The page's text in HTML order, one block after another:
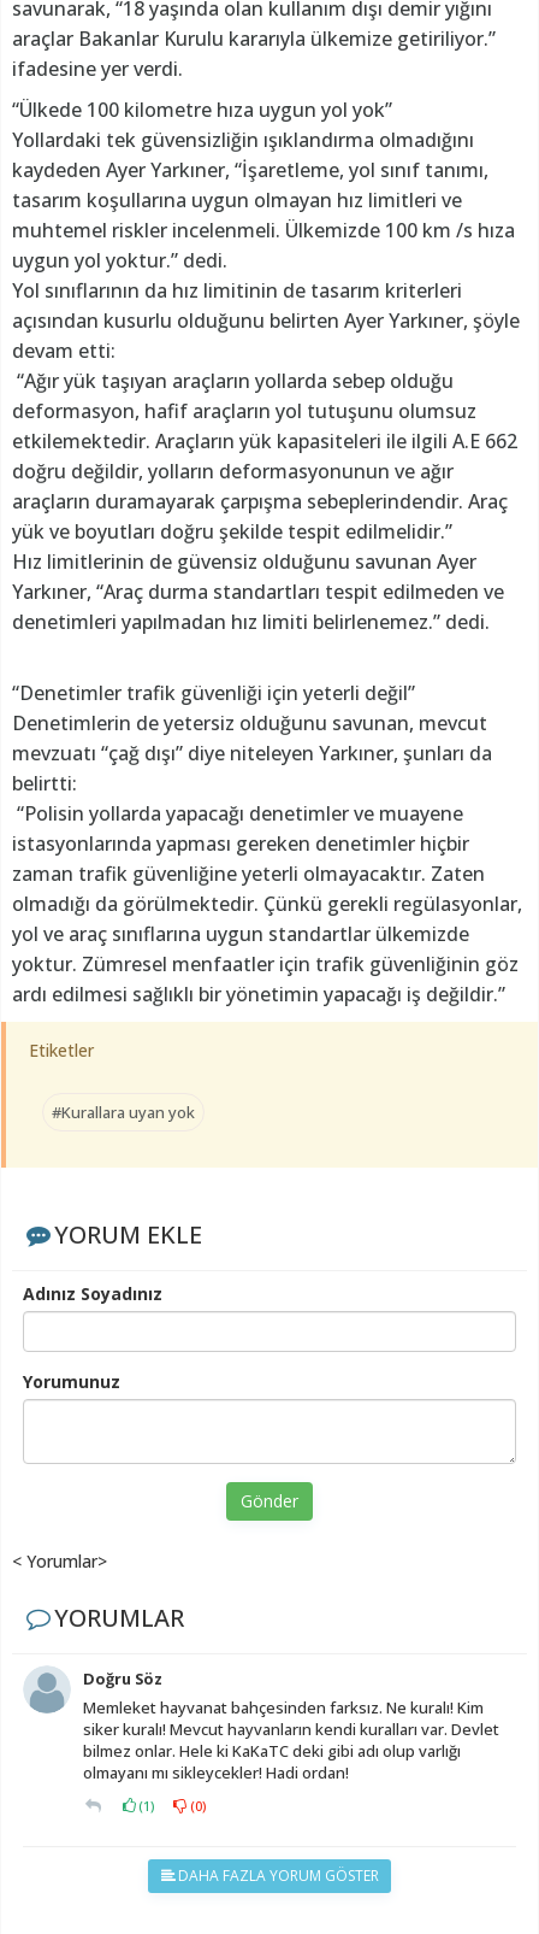
savunarak, “18 yaşında olan kullanım dışı demir yığını
araçlar Bakanlar Kurulu kararıyla ülkemize getiriliyor.”
ifadesine yer verdi.
“Ülkede 100 kilometre hıza uygun yol yok”
Yollardaki tek güvensizliğin ışıklandırma olmadığını
kaydeden Ayer Yarkıner, “İşaretleme, yol sınıf tanımı,
tasarım koşullarına uygun olmayan hız limitleri ve
muhtemel riskler incelenmeli. Ülkemizde 100 km /s hıza
uygun yol yoktur.” dedi.
Yol sınıflarının da hız limitinin de tasarım kriterleri
açısından kusurlu olduğunu belirten Ayer Yarkıner, şöyle
devam etti:
“Ağır yük taşıyan araçların yollarda sebep olduğu
deformasyon, hafif araçların yol tutuşunu olumsuz
etkilemektedir. Araçların yük kapasiteleri ile ilgili A.E 662
doğru değildir, yolların deformasyonunun ve ağır
araçların duramayarak çarpışma sebeplerindendir. Araç
yük ve boyutları doğru şekilde tespit edilmelidir.”
Hız limitlerinin de güvensiz olduğunu savunan Ayer
Yarkıner, “Araç durma standartları tespit edilmeden ve
denetimleri yapılmadan hız limiti belirlenemez.” dedi.
“Denetimler trafik güvenliği için yeterli değil”
Denetimlerin de yetersiz olduğunu savunan, mevcut
mevzuatı “çağ dışı” diye niteleyen Yarkıner, şunları da
belirtti:
“Polisin yollarda yapacağı denetimler ve muayene
istasyonlarında yapması gereken denetimler hiçbir
zaman trafik güvenliğine yeterli olmayacaktır. Zaten
olmadığı da görülmektedir. Çünkü gerekli regülasyonlar,
yol ve araç sınıflarına uygun standartlar ülkemizde
yoktur. Zümresel menfaatler için trafik güvenliğinin göz
ardı edilmesi sağlıklı bir yönetimin yapacağı iş değildir.”
Etiketler
#Kurallara uyan yok
YORUM EKLE
Adınız Soyadınız
Yorumunuz
Gönder
< Yorumlar>
YORUMLAR
Doğru Söz
Memleket hayvanat bahçesinden farksız. Ne kuralı! Kim
siker kuralı! Mevcut hayvanların kendi kuralları var. Devlet
bilmez onlar. Hele ki KaKaTC deki gibi adı olup varlığı
olmayanı mı sikleycekler! Hadi ordan!
(1) (0)
DAHA FAZLA YORUM GÖSTER